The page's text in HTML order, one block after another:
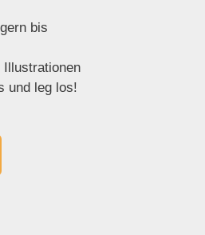
bis
und leg los!